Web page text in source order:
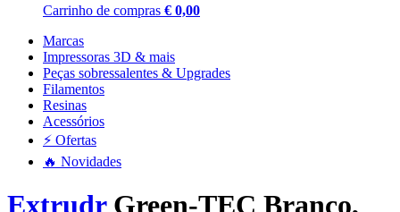
Carrinho de compras € 0,00
Marcas
Impressoras 3D & mais
Peças sobressalentes & Upgrades
Filamentos
Resinas
Acessórios
⚡ Ofertas
🔥 Novidades
ExtrudrGreen-TEC Branco,